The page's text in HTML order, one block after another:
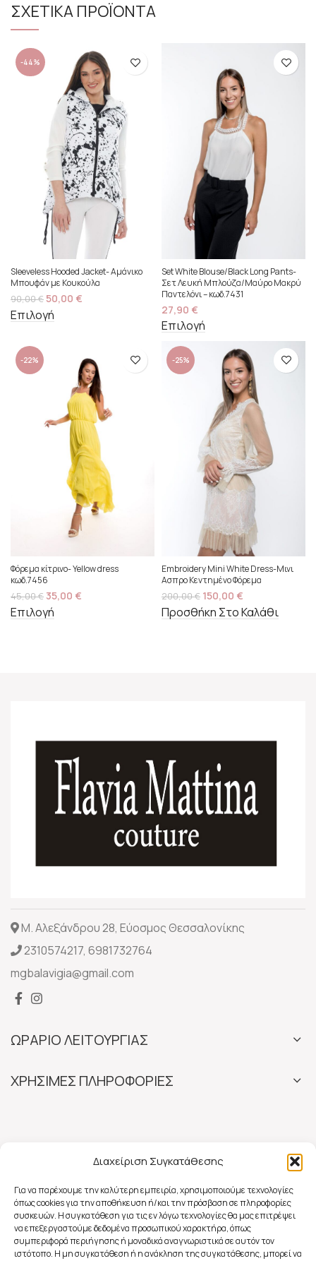
Διαχείριση Συγκατάθεσης
Για να παρέχουμε την καλύτερη εμπειρία, χρησιμοποιούμε τεχνολογίες
όπως cookies για την αποθήκευση ή/και την πρόσβαση σε πληροφορίες
συσκευών. Η συγκατάθεση για τις εν λόγω τεχνολογίες θα μας επιτρέψει
να επεξεργαστούμε δεδομένα προσωπικού χαρακτήρα, όπως
συμπεριφορά περιήγησης ή μοναδικά αναγνωριστικά σε αυτόν τον
ιστότοπο. Η μη συγκατάθεση ή η ανάκληση της συγκατάθεσης, μπορεί να
ΣΧΕΤΙΚΑ ΠΡΟΪΟΝΤΑ
-44%
Sleeveless Hooded Jacket- Αμάνικο
Μπουφάν με Κουκούλα
90,00€50,00 €
Επιλογή
Set White Blouse/Black Long Pants-
Σετ Λευκή Μπλούζα/Μαύρο Μακρύ
Παντελόνι – κωδ.7431
27,90 €
Επιλογή
-22%
Φόρεμα κίτρινο- Yellow dress
κωδ.7456
45,00€ 35,00 €
Επιλογή
-25%
Embroidery Mini White Dress-Μινι
Ασπρο Κεντημένο Φόρεμα
200,00€ 150,00 €
Προσθήκη Στο Καλάθι
Μ. Αλεξάνδρου 28, Εύοσμος Θεσσαλονίκης
2310574217, 6981732764
mgbalavigia@gmail.com
ΩΡΑΡΙΟ ΛΕΙΤΟΥΡΓΙΑΣ
ΧΡΗΣΙΜΕΣ ΠΛΗΡΟΦΟΡΙΕΣ